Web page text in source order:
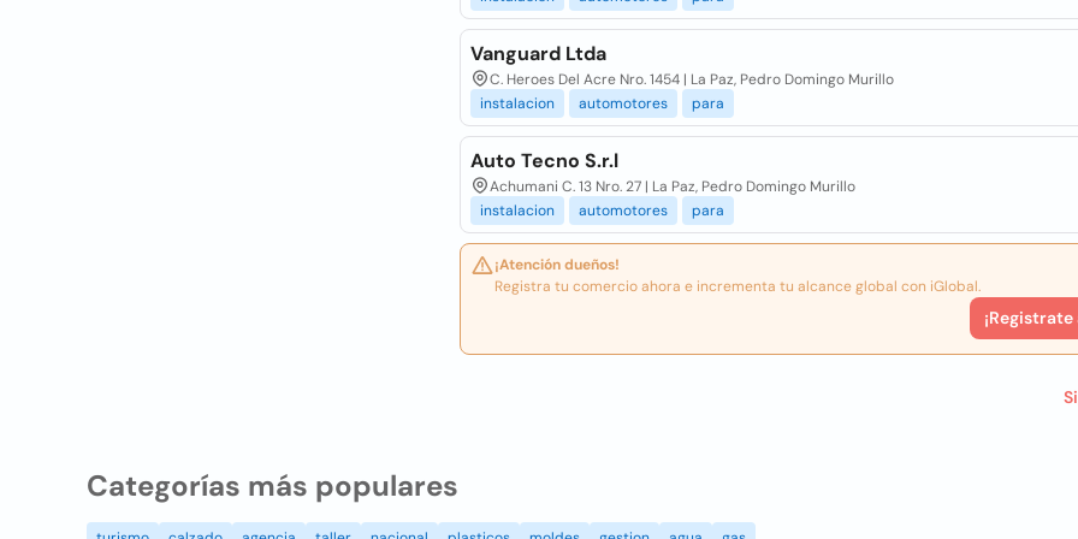
Vanguard Ltda
C. Heroes Del Acre Nro. 1454 | La Paz, Pedro Domingo Murillo
instalacion
automotores para
Auto Tecno S.r.l
Achumani C. 13 Nro. 27 | La Paz, Pedro Domingo Murillo
instalacion
automotores para
¡Atención dueños!
Registra tu comercio ahora e incrementa tu alcance global con iGlobal.
¡Registrate
Categorías más populares